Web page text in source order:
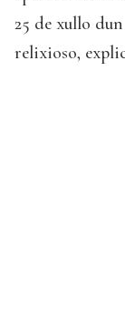
25 de xullo
relixioso,